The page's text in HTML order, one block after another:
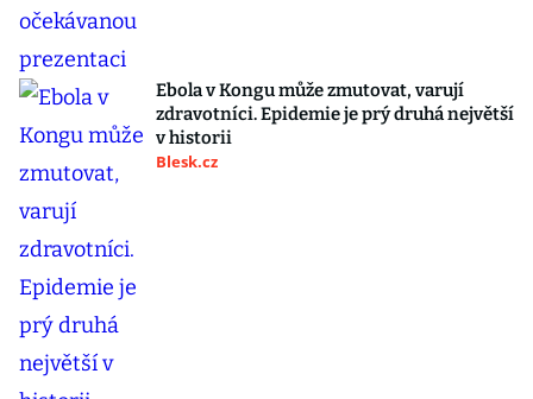
Ebola v Kongu může zmutovat, varují
zdravotníci. Epidemie je prý druhá největší
v historii
Blesk.cz